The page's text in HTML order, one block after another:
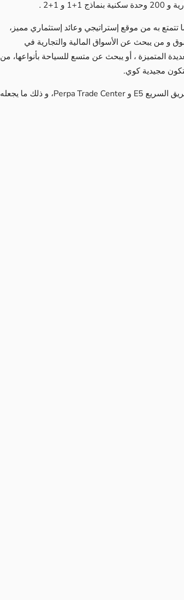
به من موقع إستراتيجي وعائد إستثماري مميز،
و من يبحث عن الأسواق المالية والتجارية في
المتميزة ، أو يبحث عن متسع للسياحة بأنواعها، من
مجيدية كوي.
المشروع له موقع جاذب وفريد بالقرب من الطريق السريع E5 و Perpa Trade Center، و ذلك ما يجعله